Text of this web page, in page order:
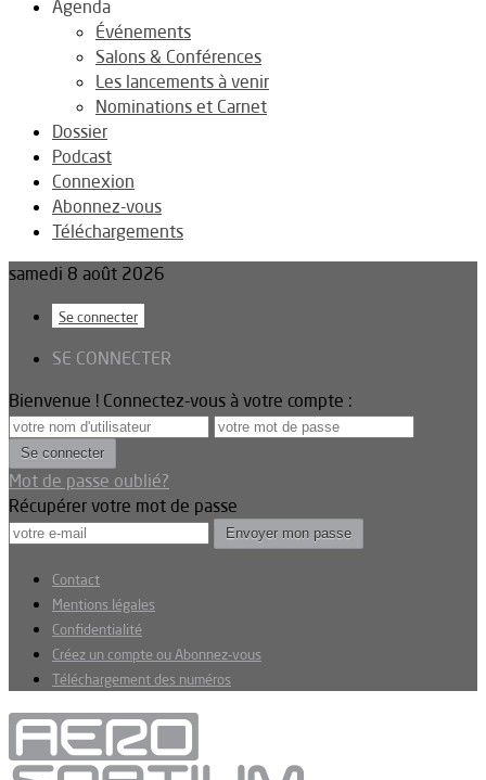
Agenda
Événements
Salons & Conférences
Les lancements à venir
Nominations et Carnet
Dossier
Podcast
Connexion
Abonnez-vous
Téléchargements
samedi 8 août 2026
Se connecter
SE CONNECTER
Bienvenue ! Connectez-vous à votre compte :
Mot de passe oublié?
Récupérer votre mot de passe
Contact
Mentions légales
Confidentialité
Créez un compte ou Abonnez-vous
Téléchargement des numéros